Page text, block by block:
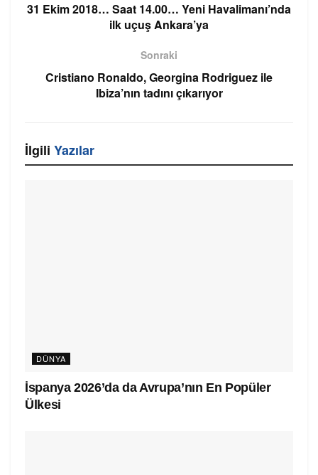
31 Ekim 2018… Saat 14.00… Yeni Havalimanı’nda
ilk uçuş Ankara’ya
Sonraki
Cristiano Ronaldo, Georgina Rodriguez ile
Ibiza’nın tadını çıkarıyor
İlgili Yazılar
DÜNYA
İspanya 2026’da da Avrupa’nın En Popüler
Ülkesi